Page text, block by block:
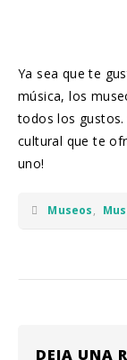
Ya sea que te
música, los
todos los gustos.
cultural que te
uno!
Museos,
DEJA UNA